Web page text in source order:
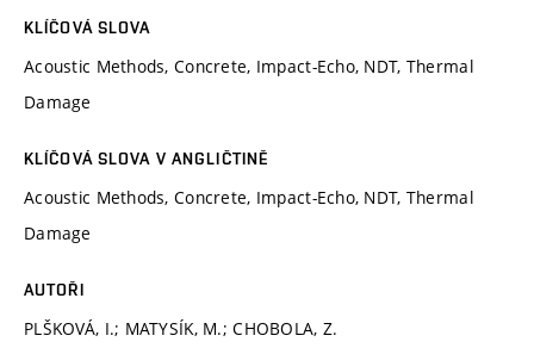
KLÍČOVÁ SLOVA
Acoustic Methods, Concrete, Impact-Echo, NDT, Thermal
Damage
KLÍČOVÁ SLOVA V ANGLIČTINĚ
Acoustic Methods, Concrete, Impact-Echo, NDT, Thermal
Damage
AUTOŘI
PLŠKOVÁ, I.; MATYSÍK, M.; CHOBOLA, Z.